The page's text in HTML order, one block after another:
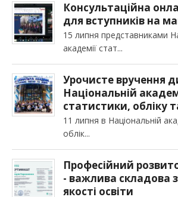
Консультаційна
для вступників на
15 липня представниками
академії стат
Урочисте вручення
Національній
статистики, обліку
11 липня в Національній
облік
Професійний
- важлива складова
якості освіти